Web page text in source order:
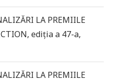
LA PREMIILE
ediția a 47-a,
LA PREMIILE